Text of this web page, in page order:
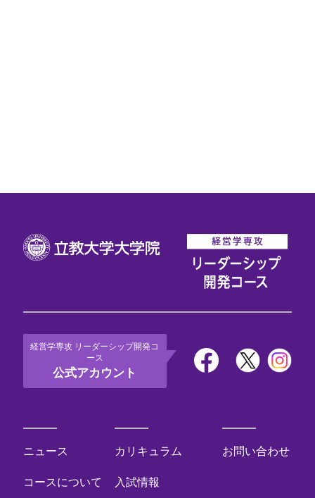
経営学専攻 リーダーシップ開発コ
ース
公式アカウント
ニュース
コースについて
カリキュラム
入試情報
お問い合わせ